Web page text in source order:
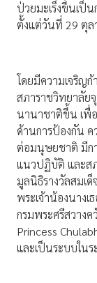
ป่วยมะเร็งขึ้นเป็
ตั้งแต่วันที่ 29 ตุล
โดยมีความเจริญ
สภาราชวิทยาลัย
นานาชาติขึ้น เพื่
ด้านการป้องกัน ค
ต่อมนุษยชาติ มีก
แนวปฏิบัติ และส
มูลนิธิรางวัลสมเ
พระเจ้าน้องนาง
กรมพระศรีสวาง
Princess
และเป็นระบบในร